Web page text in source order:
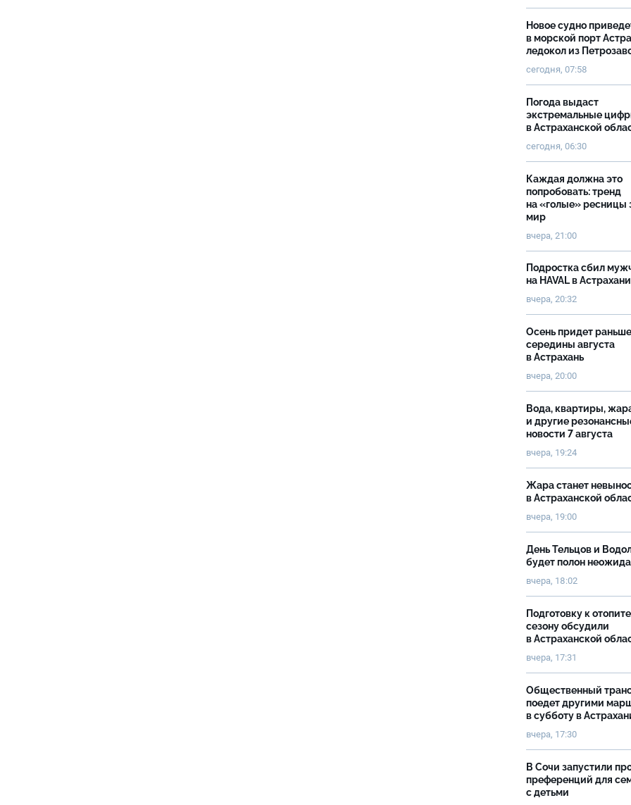
Новое судно
в морской порт
ледокол из
сегодня, 07:58
Погода выдаст
экстремальные
в Астраханской
сегодня, 06:30
Каждая должна это
попробовать: тренд
на «голые» ресницы
мир
вчера, 21:00
Подростка сбил
на HAVAL в Астрахани
вчера, 20:32
Осень придет раньше
середины августа
в Астрахань
вчера, 20:00
Вода, квартиры,
и другие
новости 7 августа
вчера, 19:24
Жара станет
в Астраханской
вчера, 19:00
День Тельцов и
будет полон
вчера, 18:02
Подготовку к
сезону обсудили
в Астраханской
вчера, 17:31
Общественный
поедет другими
в субботу в
вчера, 17:30
В Сочи запустили
преференций для
с детьми